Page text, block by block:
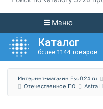
Меню
Каталог
более 1144 товаров
Интернет-магазин Esoft24.ru
Отечественное ПО
Astra